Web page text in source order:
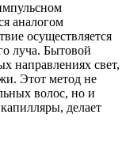
аналогом
осуществляется
луча. Бытовой
направлениях свет,
Этот метод не
волос, но и
делает